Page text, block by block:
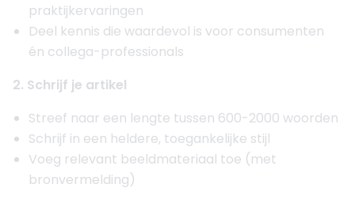
praktijkervaringen
Deel kennis die waardevol is voor consumenten
én collega-professionals
2. Schrijf je artikel
Streef naar een lengte tussen 600-2000 woorden
Schrijf in een heldere, toegankelijke stijl
Voeg relevant beeldmateriaal toe (met
bronvermelding)